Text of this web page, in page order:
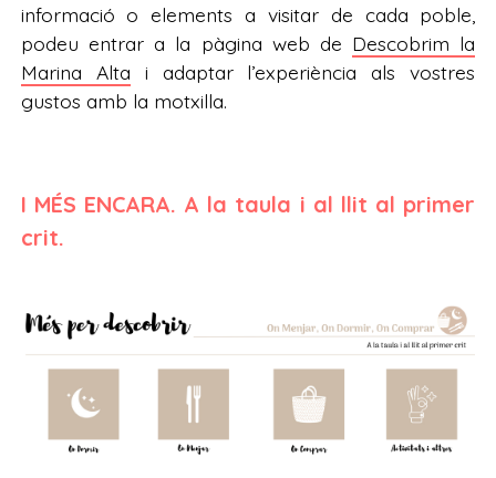
informació o elements a visitar de cada poble,
podeu entrar a la pàgina web de Descobrim la
Marina Alta i adaptar l’experiència als vostres
gustos amb la motxilla.
I MÉS ENCARA. A la taula i al llit al primer
crit.